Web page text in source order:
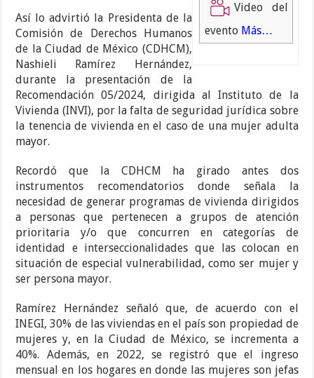
Video del
eventoMás…
Así lo advirtió la Presidenta de la
Comisión de Derechos Humanos
de la Ciudad de México (CDHCM),
Nashieli Ramírez Hernández,
durante la presentación de la
Recomendación 05/2024, dirigida al Instituto de la
Vivienda (INVI), por la falta de seguridad jurídica sobre
la tenencia de vivienda en el caso de una mujer adulta
mayor.
Recordó que la CDHCM ha girado antes dos
instrumentos recomendatorios donde señala la
necesidad de generar programas de vivienda dirigidos
a personas que pertenecen a grupos de atención
prioritaria y/o que concurren en categorías de
identidad e interseccionalidades que las colocan en
situación de especial vulnerabilidad, como ser mujer y
ser persona mayor.
Ramírez Hernández señaló que, de acuerdo con el
INEGI, 30% de las viviendas en el país son propiedad de
mujeres y, en la Ciudad de México, se incrementa a
40%. Además, en 2022, se registró que el ingreso
mensual en los hogares en donde las mujeres son jefas